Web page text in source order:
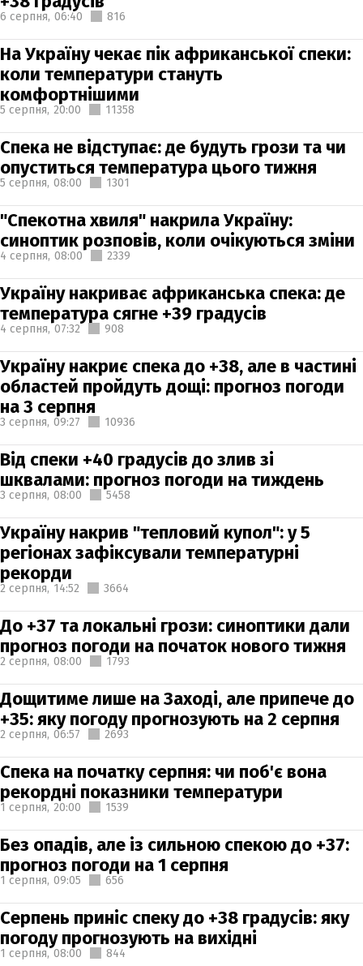
6 серпня, 06:40 816
На Україну чекає пік африканської спеки:
коли температури стануть
комфортнішими
5 серпня, 20:00 11358
Спека не відступає: де будуть грози та чи
опуститься температура цього тижня
5 серпня, 08:00 1301
"Спекотна хвиля" накрила Україну:
синоптик розповів, коли очікуються зміни
4 серпня, 08:00 2339
Україну накриває африканська спека: де
температура сягне +39 градусів
4 серпня, 07:32 908
Україну накриє спека до +38, але в частині
областей пройдуть дощі: прогноз погоди
на 3 серпня
3 серпня, 09:27 10936
Від спеки +40 градусів до злив зі
шквалами: прогноз погоди на тиждень
3 серпня, 08:00 5458
Україну накрив "тепловий купол": у 5
регіонах зафіксували температурні
рекорди
2 серпня, 14:52 3664
До +37 та локальні грози: синоптики дали
прогноз погоди на початок нового тижня
2 серпня, 08:00 1793
Дощитиме лише на Заході, але припече до
+35: яку погоду прогнозують на 2 серпня
2 серпня, 06:57 2693
Спека на початку серпня: чи поб'є вона
рекордні показники температури
1 серпня, 20:00 1539
Без опадів, але із сильною спекою до +37:
прогноз погоди на 1 серпня
1 серпня, 09:05 656
Серпень приніс спеку до +38 градусів: яку
погоду прогнозують на вихідні
1 серпня, 08:00 844